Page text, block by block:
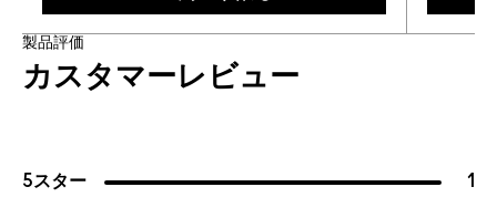
製品評価
カスタマーレビュー
5スター 1